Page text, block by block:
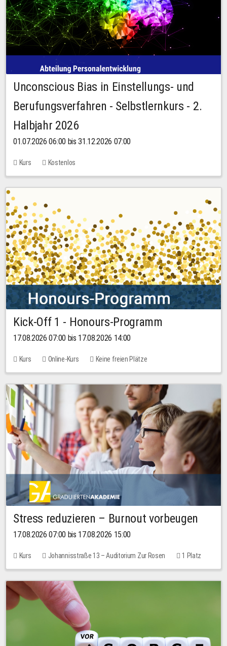
Unconscious Bias in Einstellungs- und
Berufungsverfahren - Selbstlernkurs - 2.
Halbjahr 2026
01.07.2026 06:00 bis 31.12.2026 07:00
Kurs Kostenlos
Kick-Off 1 - Honours-Programm
17.08.2026 07:00 bis 17.08.2026 14:00
Kurs Online-Kurs Keine freien Plätze
Stress reduzieren – Burnout vorbeugen
17.08.2026 07:00 bis 17.08.2026 15:00
Kurs Johannisstraße 13 – Auditorium Zur Rosen
1 Platz
10,00 EUR